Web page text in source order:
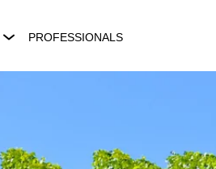
PROFESSIONALS